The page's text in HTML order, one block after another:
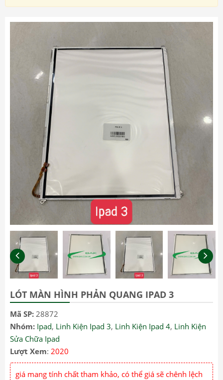
LÓT MÀN HÌNH PHẢN QUANG IPAD 3
Mã SP: 28872
Nhóm: Ipad, Linh Kiện Ipad 3, Linh Kiện Ipad 4, Linh Kiện
Sửa Chữa Ipad
Lượt Xem: 2020
giá mang tính chất tham khảo, có thể giá sẽ chênh lệch